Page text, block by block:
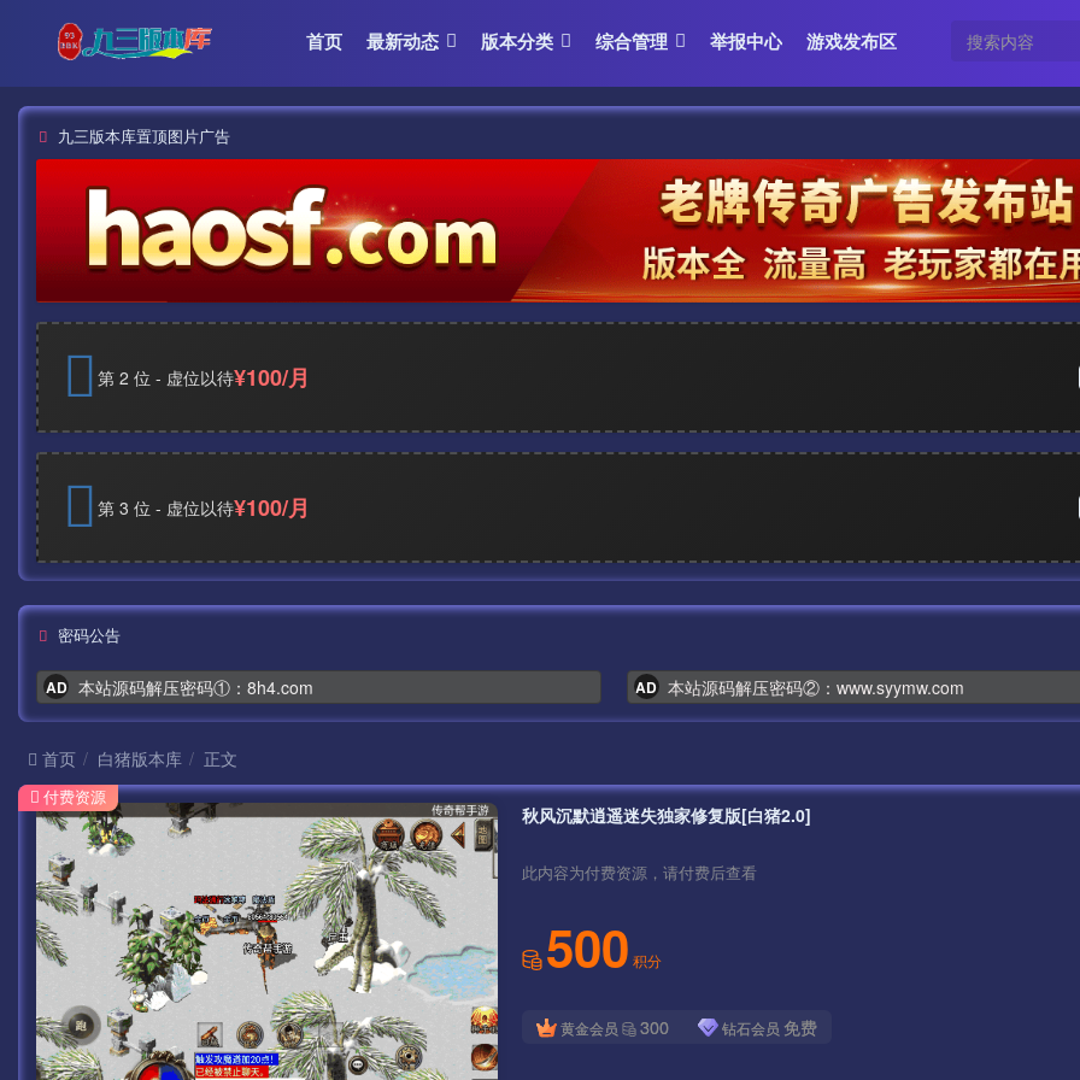
首页 最新动态 版本分类 综合管理 举报中心 游戏发布区
九三版本库置顶图片广告
第 2 位 - 虚位以待¥100/月
第 3 位 - 虚位以待¥100/月
密码公告
AD 本站源码解压密码①：8h4.com AD 本站源码解压密码②：www.syymw.com
首页 白猪版本库 正文
秋风沉默逍遥迷失独家修复版[白猪2.0]
此内容为付费资源，请付费后查看
500 积分
黄金会员 300 钻石会员 免费
付费资源